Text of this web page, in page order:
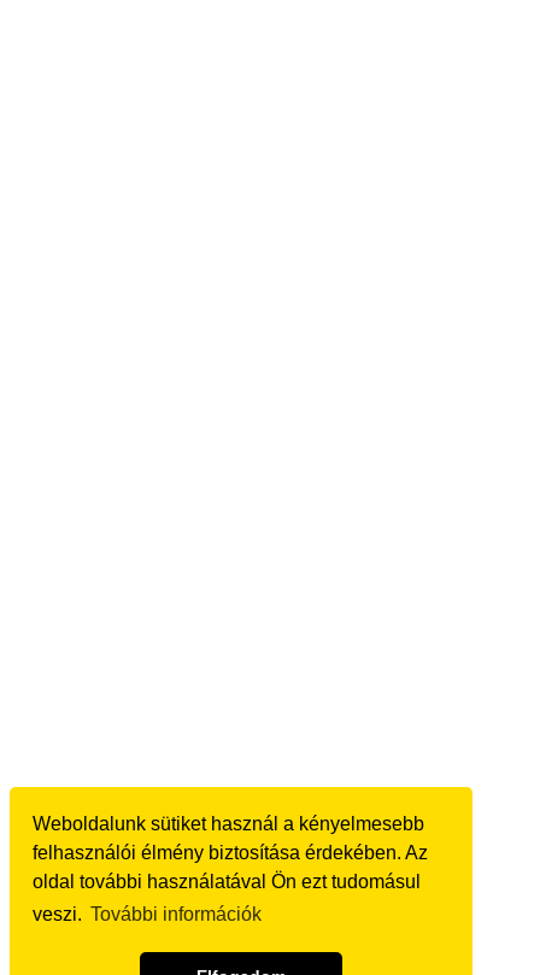
Weboldalunk sütiket használ a kényelmesebb
felhasználói élmény biztosítása érdekében. Az
oldal további használatával Ön ezt tudomásul
veszi. További információk